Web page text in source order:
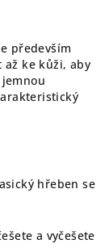
především
až ke kůži, aby
hřeben se
a vyčešete